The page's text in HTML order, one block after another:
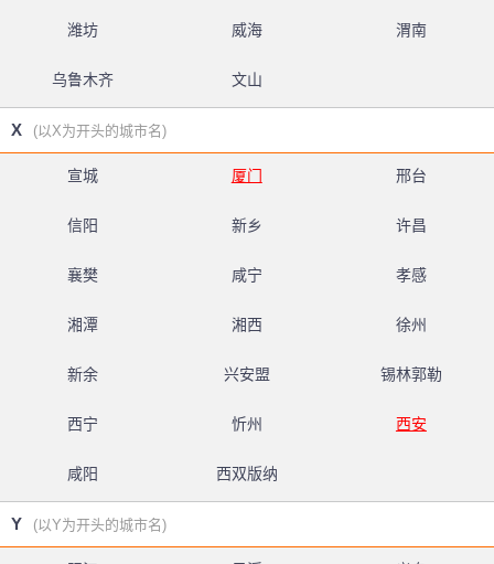
潍坊 威海 渭南
乌鲁木齐 文山
X (以X为开头的城市名)
宣城 厦门 邢台
信阳 新乡 许昌
襄樊 咸宁 孝感
湘潭 湘西 徐州
新余 兴安盟 锡林郭勒
西宁 忻州 西安
咸阳 西双版纳
Y (以Y为开头的城市名)